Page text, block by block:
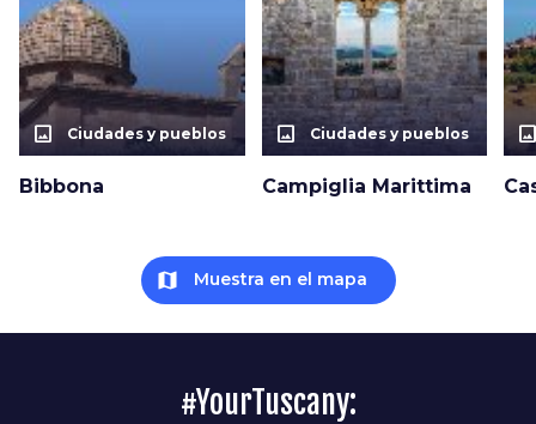
photo_size_select_actual Ciudades y pueblos
Bibbona
photo_size_select_actual Ciudades y pueblos
Campiglia Marittima
map Muestra en el mapa
#YourTuscany: